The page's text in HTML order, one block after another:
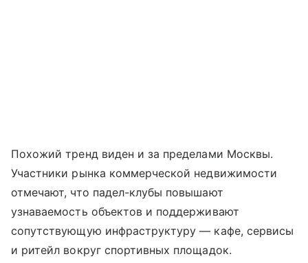
Похожий тренд виден и за пределами Москвы.
Участники рынка коммерческой недвижимости
отмечают, что падел-клубы повышают
узнаваемость объектов и поддерживают
сопутствующую инфраструктуру — кафе, сервисы
и ритейл вокруг спортивных площадок.